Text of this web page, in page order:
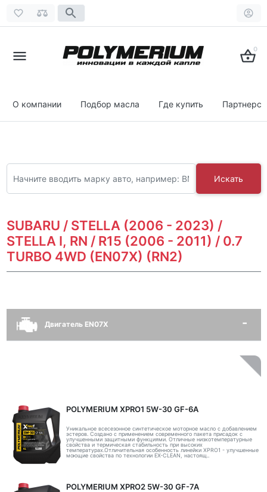
0
О компании Подбор масла Где купить
Искать
SUBARU / STELLA (2006 - 2023) /
STELLA I, RN / R15 (2006 - 2011) / 0.7
TURBO 4WD (EN07X) (RN2)
Двигатель EN07X
POLYMERIUM XPRO1 5W-30 GF-6A
Уникальное всесезонное синтетическое моторное масло с добавлением
эстеров. Создано с применением современного пакета присадок с
улучшенными защитными функциями. Отличные низкотемпературные
свойства и термическая стабильность при высоких
температурах.Отличительная особенность линейки XPRO1 - улучшенные
моющие свойства по технологии EX-CLEAN, настоящ..
POLYMERIUM XPRO2 5W-30 GF-7A